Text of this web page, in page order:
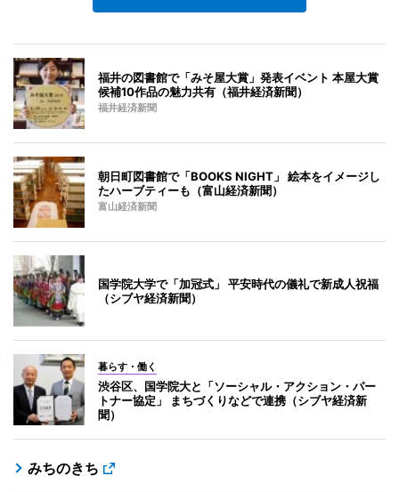
福井の図書館で「みそ屋大賞」発表イベント 本屋大賞
候補10作品の魅力共有（福井経済新聞）
福井経済新聞
朝日町図書館で「BOOKS NIGHT」 絵本をイメージし
たハーブティーも（富山経済新聞）
富山経済新聞
国学院大学で「加冠式」 平安時代の儀礼で新成人祝福
（シブヤ経済新聞）
暮らす・働く
渋谷区、国学院大と「ソーシャル・アクション・パー
トナー協定」 まちづくりなどで連携（シブヤ経済新
聞）
みちのきち